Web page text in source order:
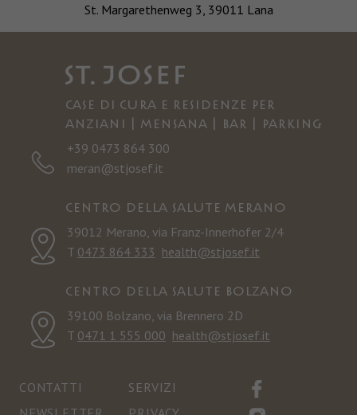
St. Margarethenweg 3, 39011 Lana
Case di cura e residenze per
anziani | Mensana | Bar | Parking
+39 0473 864 300
meran@stjosef.it
Centro della salute Merano
39012 Merano, via Franz-Innerhofer 2/4
T 0473 864 333 health@stjosef.it
Centro della salute Bolzano
39100 Bolzano, via Brennero 2D
T 0471 1 555 000 health@stjosef.it
CONTATTI
SERVIZI